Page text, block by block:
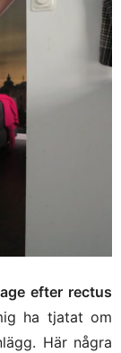
efter rectus
ha tjatat om
Här några